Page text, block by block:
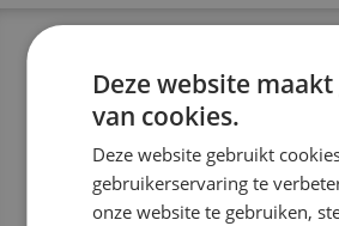
voor
Deze website
van cookies.
Deze website gebruikt
gebruikerservaring te
onze website te gebruiken,